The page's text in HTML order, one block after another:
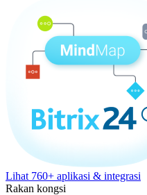
Lihat 760+ aplikasi & integrasi
Rakan kongsi